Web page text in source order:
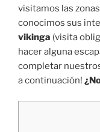
visitamos las
conocimos sus
vikinga (visita
hacer alguna
completar
a continuación!